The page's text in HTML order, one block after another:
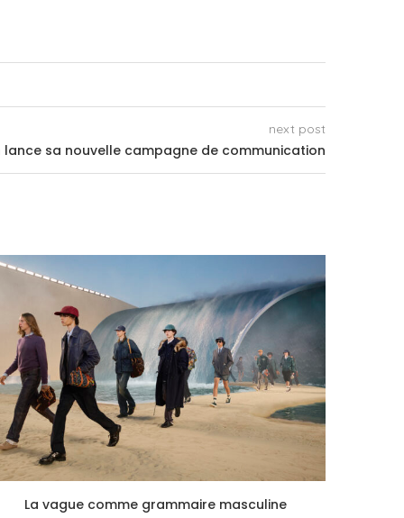
next post
lance sa nouvelle campagne de communication
La vague comme grammaire masculine